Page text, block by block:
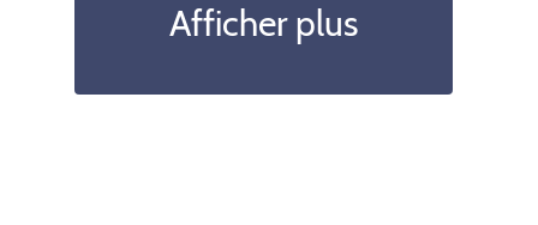
Afficher plus